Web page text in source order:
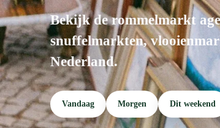
Bekijk de rommelmarkt
snuffelmarkten,
Nederland.
Vandaag Morgen Dit weekend